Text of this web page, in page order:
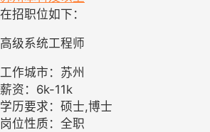
在招职位如下：
高级系统工程师
工作城市：苏州
薪资：6k-11k
学历要求：硕士,博士
岗位性质：全职